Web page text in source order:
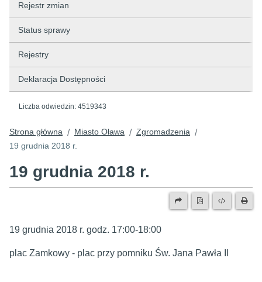
Rejestr zmian
Status sprawy
Rejestry
Deklaracja Dostępności
Liczba odwiedzin: 4519343
Strona główna / Miasto Oława / Zgromadzenia /
19 grudnia 2018 r.
19 grudnia 2018 r.
19 grudnia 2018 r. godz. 17:00-18:00
plac Zamkowy - plac przy pomniku Św. Jana Pawła II